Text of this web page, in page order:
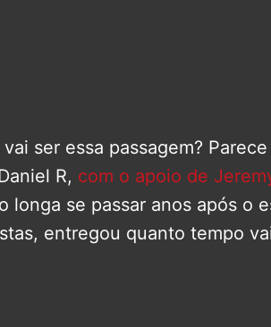
ser essa passagem?
R, com o apoio de
longa se passar anos após o
entregou quanto tempo